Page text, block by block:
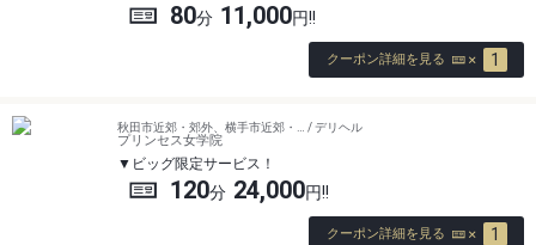
80 11,000
クーポン詳細を見る 1
秋田市近郊・郊外、横手市近郊・… / デリヘル
プリンセス女学院
ビッグ限定サービス！
120 24,000
クーポン詳細を見る 1